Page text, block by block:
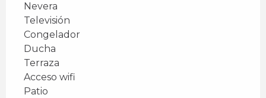
Nevera
Televisión
Congelador
Ducha
Terraza
Acceso wifi
Patio